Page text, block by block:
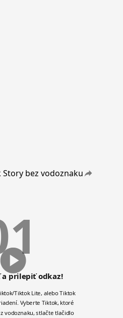
bez vodoznaku
prilepiť odkaz!
Tiktok Lite, alebo Tiktok
Vyberte Tiktok, ktoré
vodoznaku, stlačte tlačidlo